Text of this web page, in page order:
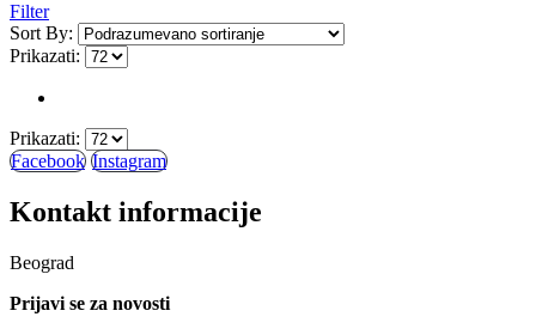
Filter
Sort By:
Prikazati:
Prikazati:
Facebook Instagram
Kontakt informacije
Beograd
Prijavi se za novosti